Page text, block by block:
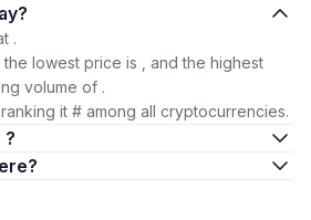
today?
.
lowest price is , and the highest
volume of .
it # among all cryptocurrencies.
?
there?